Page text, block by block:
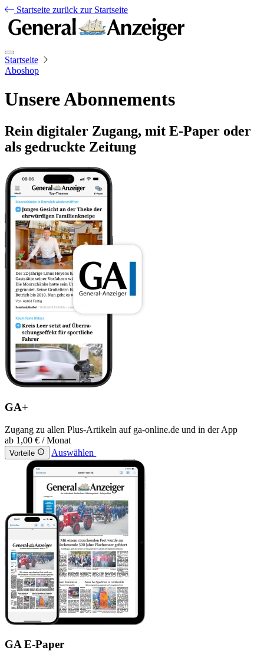
Startseite zurück zur Startseite
Startseite
Aboshop
Unsere Abonnements
Rein digitaler Zugang, mit E-Paper oder
als gedruckte Zeitung
GA+
Zugang zu allen Plus-Artikeln auf ga-online.de und in der App
ab 1,00 € / Monat
Vorteile Auswählen
GA E-Paper